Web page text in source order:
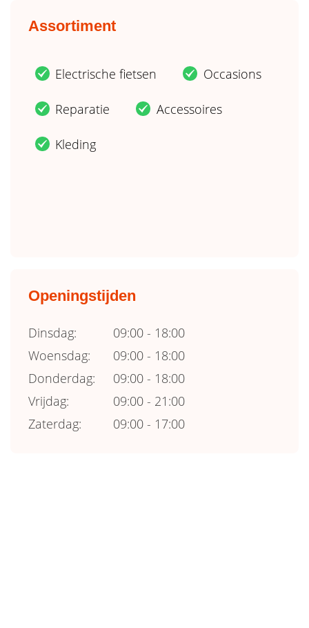
Assortiment
. Electrische fietsen . Occasions
. Reparatie . Accessoires
. Kleding
Openingstijden
Dinsdag:
09:00 - 18:00
Woensdag:
09:00 - 18:00
Donderdag:
09:00 - 18:00
Vrijdag:
09:00 - 21:00
Zaterdag:
09:00 - 17:00